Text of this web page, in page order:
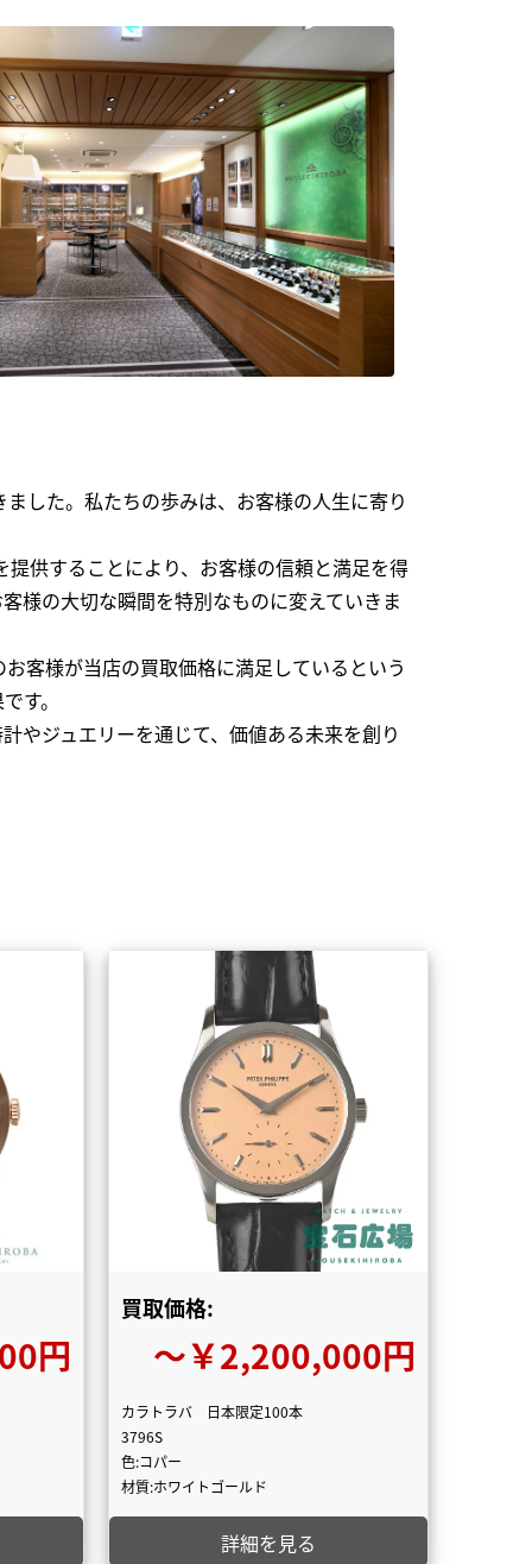
した。私たちの歩みは、お客様の人生に寄り
供することにより、お客様の信頼と満足を得
様の大切な瞬間を特別なものに変えていきま
客様が当店の買取価格に満足しているという
す。
やジュエリーを通じて、価値ある未来を創り
円
買取価格:
〜￥2,200,000円
カラトラバ 日本限定100本
3796S
色:コパー
材質:ホワイトゴールド
詳細を見る